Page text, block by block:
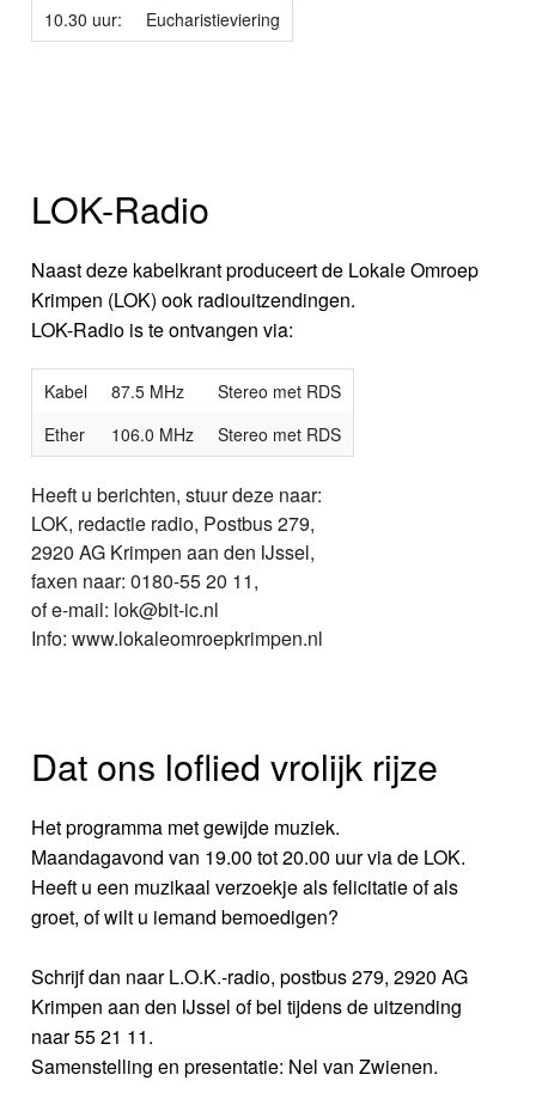
10.30 uur: Eucharistieviering
LOK-Radio
Naast deze kabelkrant produceert de Lokale Omroep
Krimpen (LOK) ook radiouitzendingen.
LOK-Radio is te ontvangen via:
Kabel 87.5 MHz
Stereo met RDS
Ether
106.0 MHz Stereo met RDS
Heeft u berichten, stuur deze naar:
LOK, redactie radio, Postbus 279,
2920 AG Krimpen aan den IJssel,
faxen naar: 0180-55 20 11,
of e-mail: lok@bit-ic.nl
Info: www.lokaleomroepkrimpen.nl
Dat ons loflied vrolijk rijze
Het programma met gewijde muziek.
Maandagavond van 19.00 tot 20.00 uur via de LOK.
Heeft u een muzikaal verzoekje als felicitatie of als
groet, of wilt u iemand bemoedigen?
Schrijf dan naar L.O.K.-radio, postbus 279, 2920 AG
Krimpen aan den IJssel of bel tijdens de uitzending
naar 55 21 11.
Samenstelling en presentatie: Nel van Zwienen.